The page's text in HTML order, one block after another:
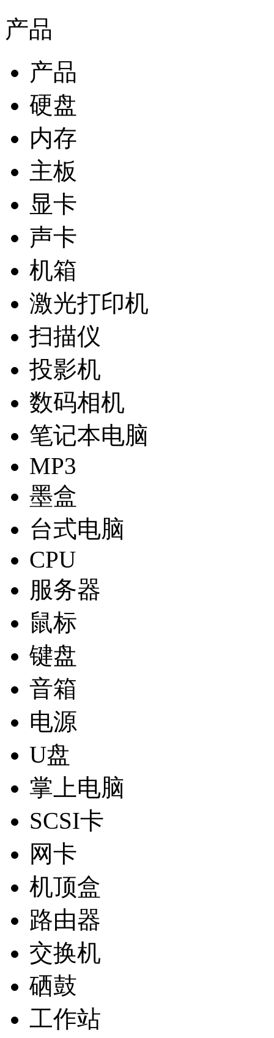
产品
产品
硬盘
内存
主板
显卡
声卡
机箱
激光打印机
扫描仪
投影机
数码相机
笔记本电脑
MP3
墨盒
台式电脑
CPU
服务器
鼠标
键盘
音箱
电源
U盘
掌上电脑
SCSI卡
网卡
机顶盒
路由器
交换机
硒鼓
工作站